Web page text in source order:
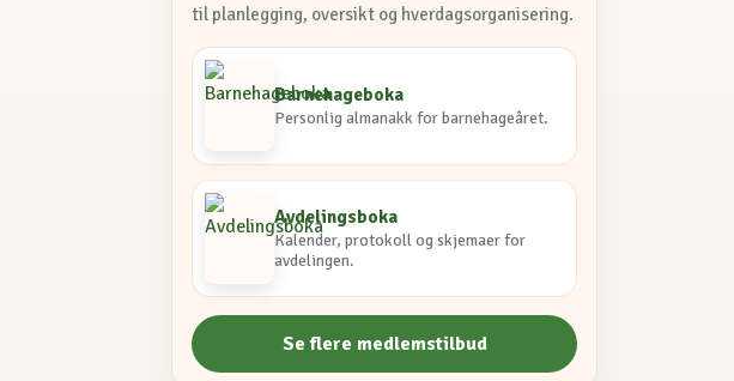
til planlegging, oversikt og hverdagsorganisering.
Barnehageboka
Personlig almanakk for barnehageåret.
Avdelingsboka
Kalender, protokoll og skjemaer for
avdelingen.
Se flere medlemstilbud